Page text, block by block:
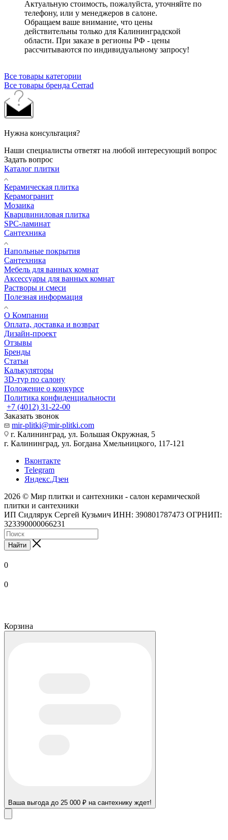
Актуальную стоимость, пожалуйста, уточняйте по
телефону, или у менеджеров в салоне.
Обращаем ваше внимание, что цены
действительны только для Калининградской
области. При заказе в регионы РФ - цены
рассчитываются по индивидуальному запросу!
Все товары категории
Все товары бренда Cerrad
Нужна консультация?
Наши специалисты ответят на любой интересующий вопрос
Задать вопрос
Каталог плитки
Керамическая плитка
Керамогранит
Мозаика
Кварцвиниловая плитка
SPC-ламинат
Сантехника
Напольные покрытия
Сантехника
Мебель для ванных комнат
Аксессуары для ванных комнат
Растворы и смеси
Полезная информация
О Компании
Оплата, доставка и возврат
Дизайн-проект
Отзывы
Бренды
Статьи
Калькуляторы
3D-тур по салону
Положение о конкурсе
Политика конфиденциальности
+7 (4012) 31-22-00
Заказать звонок
mir-plitki@mir-plitki.com
г. Калининград, ул. Большая Окружная, 5
г. Калининград, ул. Богдана Хмельницкого, 117-121
Вконтакте
Telegram
Яндекс.Дзен
2026 © Мир плитки и сантехники - салон керамической
плитки и сантехники
ИП Сидлярук Сергей Кузьмич ИНН: 390801787473 ОГРНИП:
323390000066231
Найти
0
0
Корзина
Ваша выгода до 25 000 ₽ на сантехнику ждет!